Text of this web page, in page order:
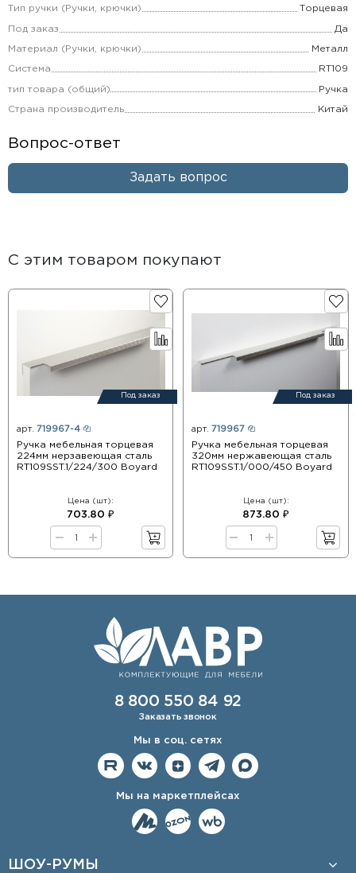
Тип ручки (Ручки, крючки) Торцевая
Под заказ Да
Материал (Ручки, крючки) Металл
Система RT109
тип товара (общий) Ручка
Страна производитель Китай
Вопрос-ответ
Задать вопрос
С этим товаром покупают
Под заказ
арт. 719967-4
Ручка мебельная торцевая
224мм нерзавеющая сталь
RT109SST.1/224/300 Boyard
Цена (шт):
703.80 ₽
Под заказ
арт. 719967
Ручка мебельная торцевая
320мм нержавеющая сталь
RT109SST.1/000/450 Boyard
Цена (шт):
873.80 ₽
8 800 550 84 92
Заказать звонок
Мы в соц. сетях
Мы на маркетплейсах
ШОУ-РУМЫ